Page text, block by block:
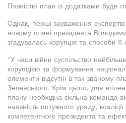
Повністю план із додатками буде
Однак, перші зауваження
новому плані президента
згадувалась корупція та способи її
"У часи війни суспільство
корупцією та формування
елементи відсутні в так званому
Зеленського. Крім цього, для
плану необхідна сильна команда
наявність потужного уряду,
компетентного президента та